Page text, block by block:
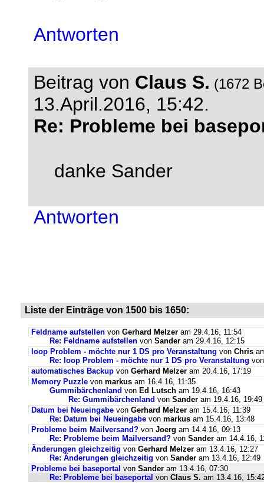
Antworten
Beitrag von Claus S. (1672
13.April.2016, 15:42.
Re: Probleme bei
danke Sander
Antworten
Liste der Einträge von 1500 bis 1650:
Feldname aufstellen von Gerhard Melzer am 29.4.16, 11:54
Re: Feldname aufstellen von Sander am 29.4.16, 12:15
loop Problem - möchte nur 1 DS pro Veranstaltung von Chris
Re: loop Problem - möchte nur 1 DS pro Veranstaltung
automatisches Backup von Gerhard Melzer am 20.4.16, 17:19
Memory Puzzle von markus am 16.4.16, 11:35
Gummibärchenland von Ed Lutsch am 19.4.16, 16:43
Re: Gummibärchenland von Sander am 19.4.16, 19:49
Datum bei Neueingabe von Gerhard Melzer am 15.4.16, 11:39
Re: Datum bei Neueingabe von markus am 15.4.16, 13:48
Probleme beim Mailversand? von Joerg am 14.4.16, 09:13
Re: Probleme beim Mailversand? von Sander am 14.4.16,
Änderungen gleichzeitig von Gerhard Melzer am 13.4.16, 12:27
Re: Änderungen gleichzeitig von Sander am 13.4.16, 12:49
Probleme bei baseportal von Sander am 13.4.16, 07:30
Re: Probleme bei baseportal von Claus S. am 13.4.16,